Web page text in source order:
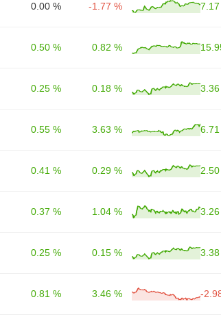
0.00 % -1.77 %
0.50 % 0.82 %
0.25 % 0.18 %
0.55 % 3.63 %
0.41 % 0.29 %
0.37 % 1.04 %
0.25 % 0.15 %
0.81 % 3.46 % -